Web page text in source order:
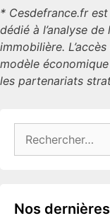
* Cesdefrance.fr
dédié à l’analyse
immobilière.
modèle
les partenariats
Nos